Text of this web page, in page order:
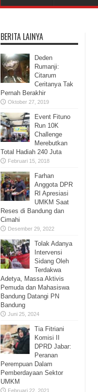
BERITA LAINYA
Deden
Rumanji:
Citarum
Ceritanya Tak
Pernah Berakhir
Oktober 27, 2019
Event Fituno
Run 10K
Challenge
Merebutkan
Total Hadiah 240 Juta
Februari 15, 2018
Farhan
Anggota DPR
RI Apresiasi
UMKM Saat
Reses di Bandung dan
Cimahi
Desember 29, 2022
Tolak Adanya
Intervensi
Sidang Oleh
Terdakwa
Adetya, Massa Aktivis
Pemuda dan Mahasiswa
Bandung Datangi PN
Bandung
Juni 25, 2024
Tia Fitriani
Komisi II
DPRD Jabar:
Peranan
Perempuan Dalam
Pemberdayaan Sektor
UMKM
Februari 22, 2021